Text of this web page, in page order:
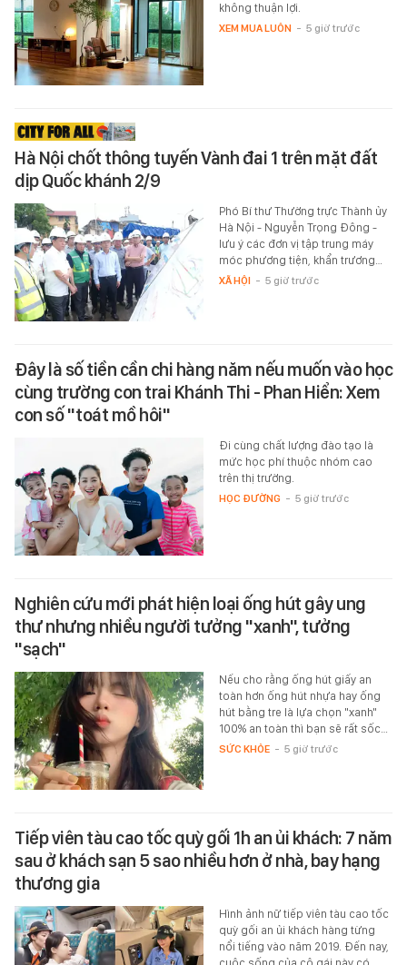
không thuận lợi.
XEM MUA LUÔN - 5 giờ trước
Hà Nội chốt thông tuyến Vành đai 1 trên mặt đất
dịp Quốc khánh 2/9
Phó Bí thư Thường trực Thành ủy
Hà Nội - Nguyễn Trọng Đông -
lưu ý các đơn vị tập trung máy
móc phương tiện, khẩn trương…
XÃ HỘI - 5 giờ trước
Đây là số tiền cần chi hàng năm nếu muốn vào học
cùng trường con trai Khánh Thi - Phan Hiển: Xem
con số "toát mồ hôi"
Đi cùng chất lượng đào tạo là
mức học phí thuộc nhóm cao
trên thị trường.
HỌC ĐƯỜNG - 5 giờ trước
Nghiên cứu mới phát hiện loại ống hút gây ung
thư nhưng nhiều người tưởng "xanh", tưởng
"sạch"
Nếu cho rằng ống hút giấy an
toàn hơn ống hút nhựa hay ống
hút bằng tre là lựa chọn "xanh"
100% an toàn thì bạn sẽ rất sốc…
SỨC KHỎE - 5 giờ trước
Tiếp viên tàu cao tốc quỳ gối 1h an ủi khách: 7 năm
sau ở khách sạn 5 sao nhiều hơn ở nhà, bay hạng
thương gia
Hình ảnh nữ tiếp viên tàu cao tốc
quỳ gối an ủi khách hàng từng
nổi tiếng vào năm 2019. Đến nay,